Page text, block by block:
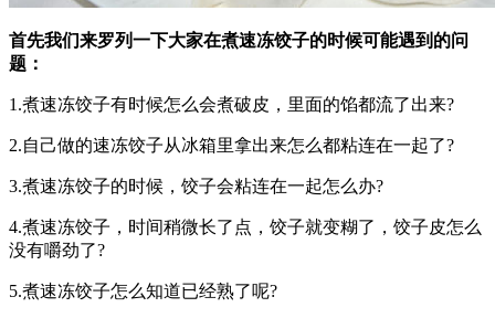
首先我们来罗列一下大家在煮速冻饺子的时候可能遇到的问
题：
1.煮速冻饺子有时候怎么会煮破皮，里面的馅都流了出来?
2.自己做的速冻饺子从冰箱里拿出来怎么都粘连在一起了?
3.煮速冻饺子的时候，饺子会粘连在一起怎么办?
4.煮速冻饺子，时间稍微长了点，饺子就变糊了，饺子皮怎么
没有嚼劲了?
5.煮速冻饺子怎么知道已经熟了呢?